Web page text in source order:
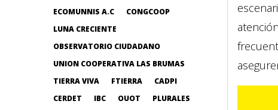
ECOMUNNIS A.C
CONGCOOP
LUNA CRECIENTE
OBSERVATORIO CIUDADANO
UNION COOPERATIVA LAS BRUMAS
TIERRA VIVA
FTIERRA
CADPI
CERDET
IBC OUOT
PLURALES